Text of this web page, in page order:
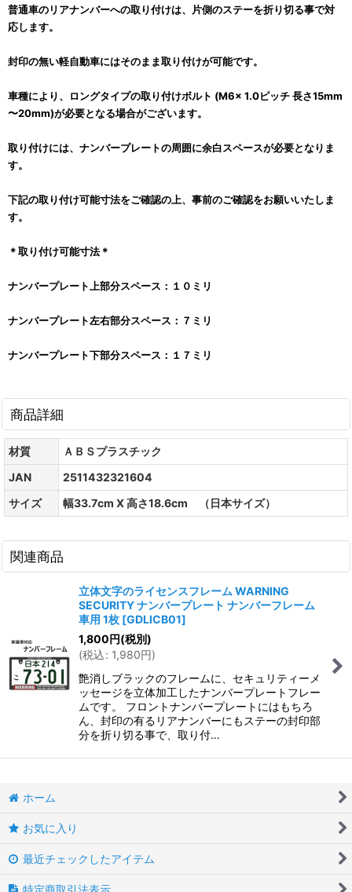
普通車のリアナンバーへの取り付けは、片側のステーを折り切る事で対
応します。
封印の無い軽自動車にはそのまま取り付けが可能です。
車種により、ロングタイプの取り付けボルト (M6x 1.0ピッチ 長さ15mm
〜20mm)が必要となる場合がございます。
取り付けには、ナンバープレートの周囲に余白スペースが必要となりま
す。
下記の取り付け可能寸法をご確認の上、事前のご確認をお願いいたしま
す。
＊取り付け可能寸法＊
ナンバープレート上部分スペース：１０ミリ
ナンバープレート左右部分スペース：７ミリ
ナンバープレート下部分スペース：１７ミリ
商品詳細
材質
ＡＢＳプラスチック
JAN
2511432321604
サイズ
幅33.7cm X 高さ18.6cm （日本サイズ）
関連商品
立体文字のライセンスフレーム WARNING
SECURITY ナンバープレート ナンバーフレーム
車用 1枚 [GDLICB01]
1,800円(税別)
(税込: 1,980円)
艶消しブラックのフレームに、セキュリティーメ
ッセージを立体加工したナンバープレートフレー
ムです。 フロントナンバープレートにはもちろ
ん、封印の有るリアナンバーにもステーの封印部
分を折り切る事で、取り付…
ホーム
お気に入り
最近チェックしたアイテム
特定商取引法表示